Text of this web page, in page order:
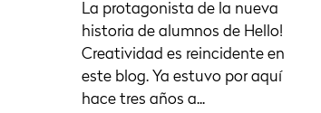
La protagonista de la nueva
historia de alumnos de Hello!
Creatividad es reincidente en
este blog. Ya estuvo por aquí
hace tres años a...